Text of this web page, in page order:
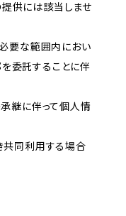
供には該当しませ
必要な範囲内におい
委託することに伴
承継に伴って個人情
共同利用する場合